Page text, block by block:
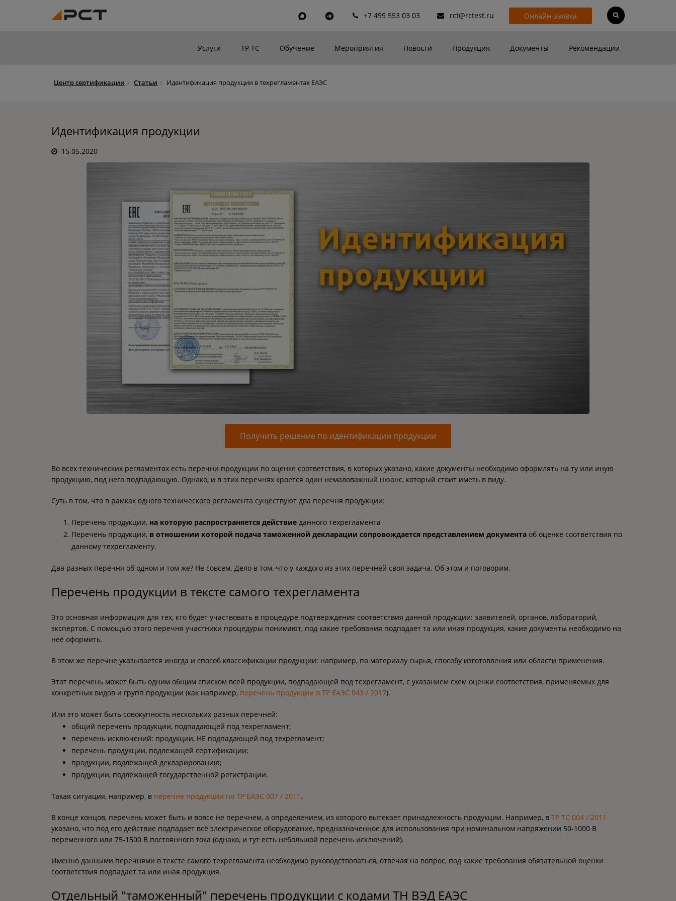
+7 499 553 03 03 rct@rctest.ru Онлайн-заявка
Услуги ТР ТС Обучение Мероприятия Новости Продукция Документы Рекомендации
Центр сертификации Статьи Идентификация продукции в техрегламентах ЕАЭС
Идентификация продукции
15.05.2020
Получить решение по идентификации продукции
Во всех технических регламентах есть перечни продукции по оценке соответствия, в которых указано, какие документы необходимо оформлять на ту или иную
продукцию, под него подпадающую. Однако, и в этих перечнях кроется один немаловажный нюанс, который стоит иметь в виду.
Суть в том, что в рамках одного технического регламента существуют два перечня продукции:
Перечень продукции, на которую распространяется действие данного техрегламента
Перечень продукции, в отношении которой подача таможенной декларации сопровождается представлением документа об оценке соответствия по
данному техрегламенту.
Два разных перечня об одном и том же? Не совсем. Дело в том, что у каждого из этих перечней своя задача. Об этом и поговорим.
Перечень продукции в тексте самого техрегламента
Это основная информация для тех, кто будет участвовать в процедуре подтверждения соответствия данной продукции: заявителей, органов, лабораторий,
экспертов. С помощью этого перечня участники процедуры понимают, под какие требования подпадает та или иная продукция, какие документы необходимо на
неё оформить.
В этом же перечне указывается иногда и способ классификации продукции: например, по материалу сырья, способу изготовления или области применения.
Этот перечень может быть одним общим списком всей продукции, подпадающей под техрегламент, с указанием схем оценки соответствия, применяемых для
конкретных видов и групп продукции (как например, перечень продукции в ТР ЕАЭС 043 / 2017).
Или это может быть совокупность нескольких разных перечней:
общий перечень продукции, подпадающей под техрегламент;
перечень исключений: продукции, НЕ подпадающей под техрегламент;
перечень продукции, подлежащей сертификации;
продукции, подлежащей декларированию;
продукции, подлежащей государственной регистрации.
Такая ситуация, например, в перечне продукции по ТР ЕАЭС 007 / 2011 .
В конце концов, перечень может быть и вовсе не перечнем, а определением, из которого вытекает принадлежность продукции. Например, в ТР ТС 004 / 2011
указано, что под его действие подпадает всё электрическое оборудование, предназначенное для использования при номинальном напряжении 50-1000 В
переменного или 75-1500 В постоянного тока (однако, и тут есть небольшой перечень исключений).
Именно данными перечнями в тексте самого техрегламента необходимо руководствоваться, отвечая на вопрос, под какие требования обязательной оценки
соответствия подпадает та или иная продукция.
Отдельный "таможенный" перечень продукции с кодами ТН ВЭД ЕАЭС